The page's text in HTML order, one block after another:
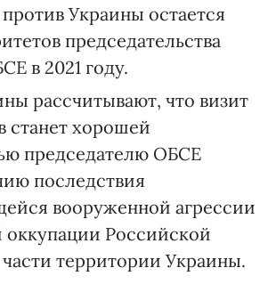
Украины остается
председательства
в 2021 году.
рассчитывают, что визит
станет хорошей
председателю ОБСЕ
последствия
вооруженной агрессии
Российской
территории Украины.